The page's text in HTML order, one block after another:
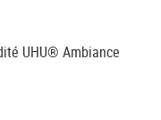
UHU® Ambiance